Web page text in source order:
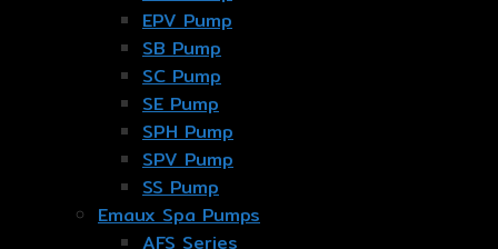
EPV Pump
SB Pump
SC Pump
SE Pump
SPH Pump
SPV Pump
SS Pump
Emaux Spa Pumps
AFS Series